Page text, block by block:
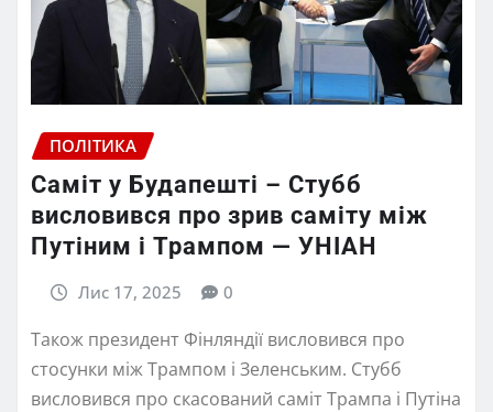
ПОЛІТИКА
Саміт у Будапешті – Стубб
висловився про зрив саміту між
Путіним і Трампом — УНІАН
Лис 17, 2025 0
Також президент Фінляндії висловився про
стосунки між Трампом і Зеленським. Стубб
висловився про скасований саміт Трампа і Путіна